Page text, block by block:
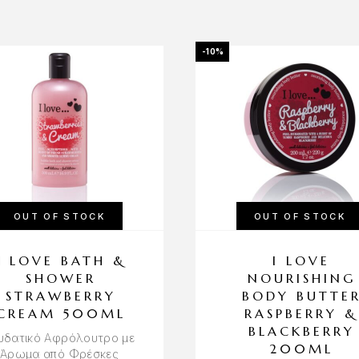
OUT OF STOCK
LOVE BATH &
SHOWER
STRAWBERRY
500ML
Αφρόλουτρο με
Άρωμα από Φρέσκες
-10%
OUT OF STOCK
I LOVE
NOURISHING
BODY
RASPBERRY &
BLACKBERRY
200ML